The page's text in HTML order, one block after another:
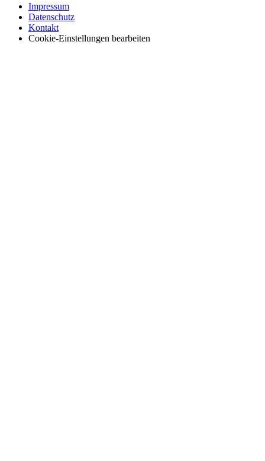
Impressum
Datenschutz
Kontakt
Cookie-Einstellungen bearbeiten